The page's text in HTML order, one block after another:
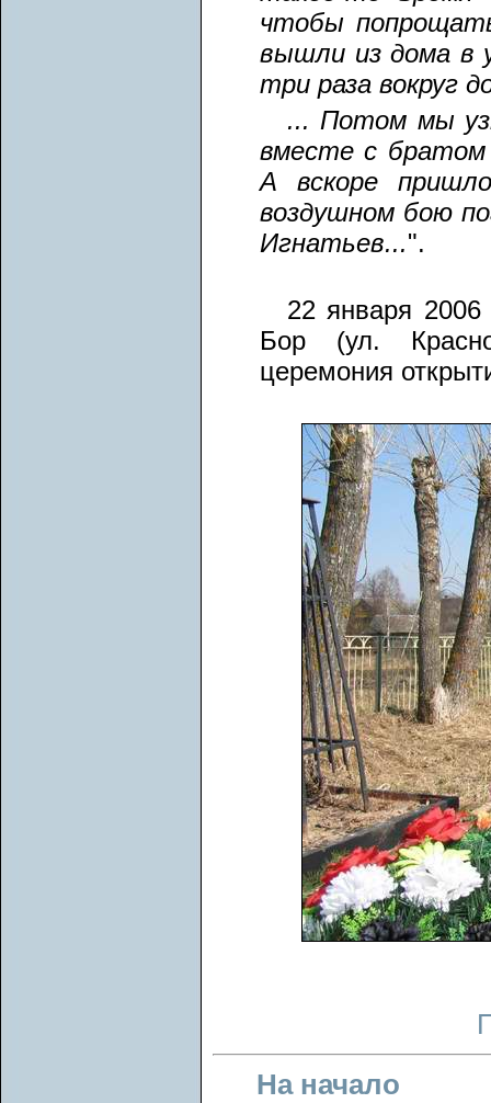
чтобы
вышли из дома в
три раза вокруг
... Потом мы
вместе с братом
А вскоре
воздушном бою
Игнатьев...".
22 января
Бор (ул.
церемония
На начало